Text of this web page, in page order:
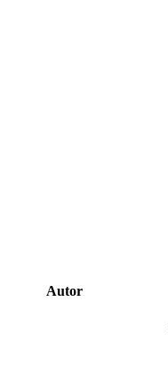
Autor